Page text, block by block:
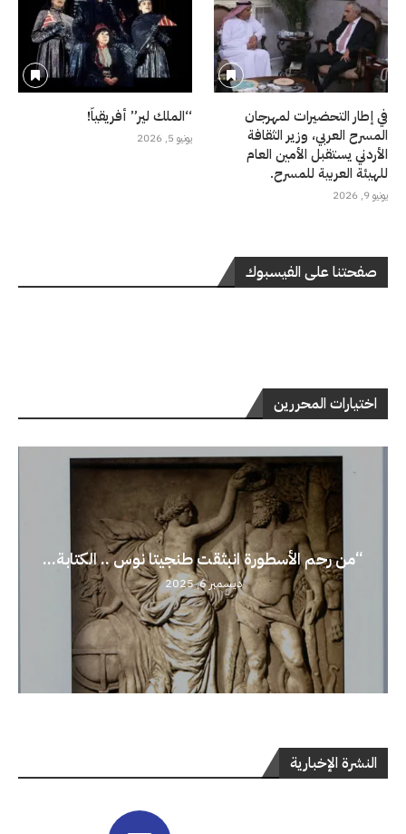
في إطار التحضيرات لمهرجان
المسرح العربي، وزير الثقافة
الأردني يستقبل الأمين العام
للهيئة العربية للمسرح.
يونيو 9, 2026
“الملك لير” أفريقياً!
يونيو 5, 2026
صفحتنا على الفيسبوك
اختيارات المحررين
“من رحم الأسطورة انبثقت طنجيتا نوس .. الكتابة...
ديسمبر 6, 2025
النشرة الإخبارية